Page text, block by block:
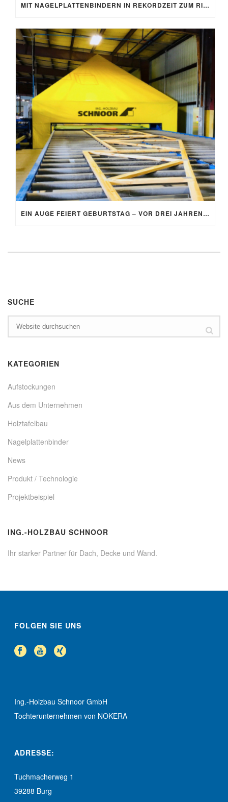
MIT NAGELPLATTENBINDERN IN REKORDZEIT ZUM RICHTFEST
EIN AUGE FEIERT GEBURTSTAG – VOR DREI JAHREN FIEL DER STARTSCHUSS FÜR DIE AUTOEYE-ANLAGE
SUCHE
KATEGORIEN
Aufstockungen
Aus dem Unternehmen
Holztafelbau
Nagelplattenbinder
News
Produkt / Technologie
Projektbeispiel
ING.-HOLZBAU SCHNOOR
Ihr starker Partner für Dach, Decke und Wand.
FOLGEN SIE UNS
Ing.-Holzbau Schnoor GmbH
Tochterunternehmen von NOKERA
ADRESSE:
Tuchmacherweg 1
39288 Burg